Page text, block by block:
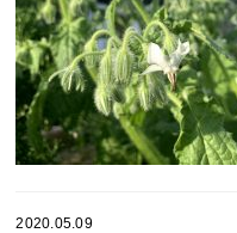
2020.05.09